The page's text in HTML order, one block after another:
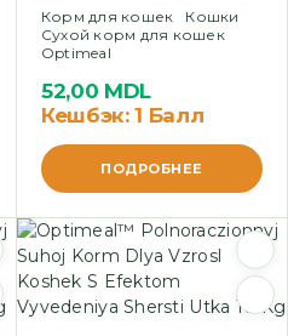
Корм для кошек
Кошки
Сухой корм для кошек
Optimeal
52,00 MDL
Кешбэк:1 Балл
ПОДРОБНЕЕ